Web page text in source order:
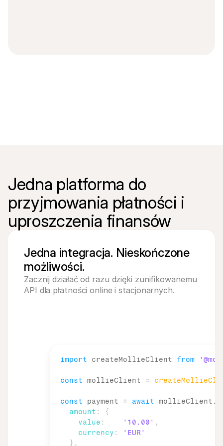
Jedna platforma do
przyjmowania płatności i
uproszczenia finansów
Jedna integracja. Nieskończone
możliwości.
Zacznij działać od razu dzięki zunifikowanemu
API dla płatności online i stacjonarnych.
import createMollieClient from
const mollieClient =
const payment = await mollieClient .
amount :
{
value : '10.00' ,
currency :
'EUR'
} ,